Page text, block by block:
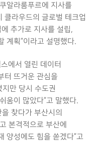
알라룸푸르에 지사를
클라우드의 글로벌 테크업
추가로 지사를 설립,
계획”이라고 설명했다.
에서 열린 데이터
터 뜨거운 관심을
지만 당시 수도권
움이 많았다”고 말했다.
찾다가 부산시의
본격적으로 부산에
양성에도 힘을 쏟겠다”고